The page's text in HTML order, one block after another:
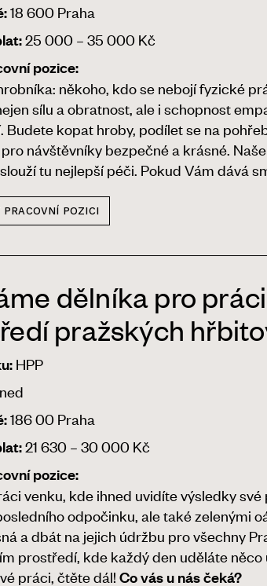
18 600 Praha
25 000 – 35 000 Kč
pozice:
někoho, kdo se nebojí fyzické
sílu a obratnost, ale i schopnost
Budete kopat hroby, podílet se na
návštěvníky bezpečné a krásné.
tu nejlepší péči. Pokud Vám dává
PRACOVNÍ POZICI
dělníka pro
pražských
HPP
186 00 Praha
21 630 – 30 000 Kč
pozice:
venku, kde ihned uvidíte výsledky
odpočinku, ale také zelenými
a dbát na jejich údržbu pro všechny
prostředí, kde každý den uděláte
práci, čtěte dál!Co vás u nás čeká?